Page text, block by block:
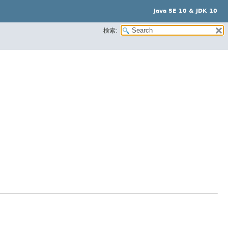
Java SE 10 & JDK 10
検索: